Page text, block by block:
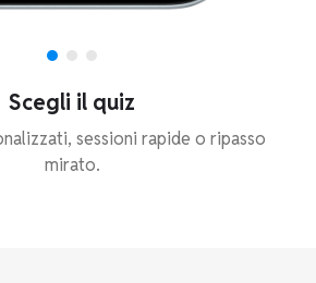
Scegli il quiz
sessioni rapide o ripasso
mirato.